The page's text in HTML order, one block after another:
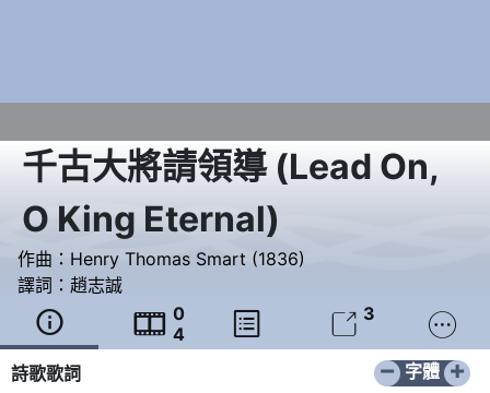
千古大將請領導(Lead On,
O King Eternal)
作曲： Henry Thomas Smart (1836)
譯詞： 趙志誠
  0
4
  3 
詩歌歌詞 − +
字體